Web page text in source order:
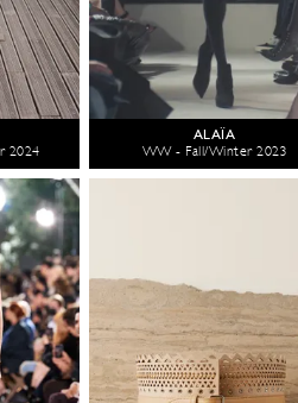
2024
ALAÏA
WW - Fall/Winter 2023